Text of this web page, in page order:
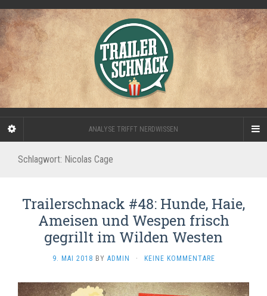
ANALYSE TRIFFT NERDWISSEN
Schlagwort: Nicolas Cage
Trailerschnack #48: Hunde, Haie,
Ameisen und Wespen frisch
gegrillt im Wilden Westen
9. MAI 2018 BY ADMIN · KEINE KOMMENTARE